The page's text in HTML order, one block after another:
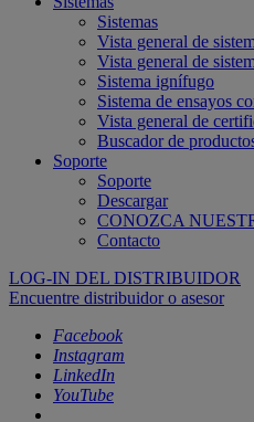
Sistemas
Vista general de
Vista general de
Sistema ignífugo
Sistema de ensayos
Vista general de
Buscador de
Soporte
Soporte
Descargar
CONOZCA
Contacto
LOG-IN DEL DISTRIBUIDOR
Encuentre distribuidor o asesor
Facebook
Instagram
LinkedIn
YouTube